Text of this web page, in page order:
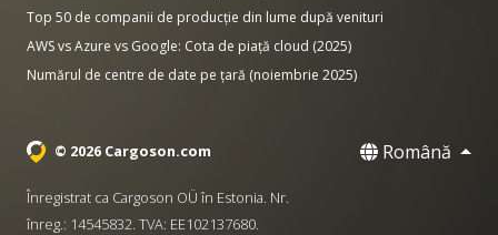
Top 50 de companii de producție din lume după venituri
AWS vs Azure vs Google: Cota de piață cloud (2025)
Numărul de centre de date pe țară (noiembrie 2025)
© 2026 Cargoson.com Română
Înregistrat ca Cargoson OÜ în Estonia. Nr.
înreg.: 14545832. TVA: EE102137680.